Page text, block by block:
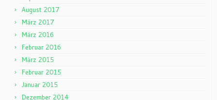
August 2017
März 2017
März 2016
Februar 2016
März 2015
Februar 2015
Januar 2015
Dezember 2014